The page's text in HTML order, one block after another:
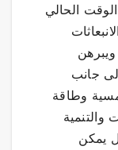
الحالي
ويبرهن
جانب
وطاقة
والتنمية
يمكن